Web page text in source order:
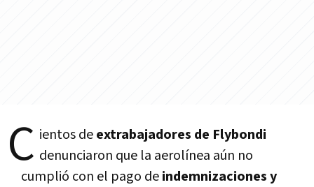
C ientos deextrabajadores de Flybondi
denunciaron que la aerolínea aún no
cumplió con el pago deindemnizaciones y